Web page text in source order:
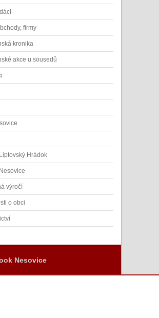
firmy
kronika
akce u sousedů
Hrádok
výročí
o obci
Nesovice